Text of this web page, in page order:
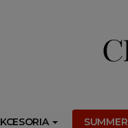
SUMMER